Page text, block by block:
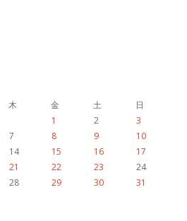
木 金 土
日
1
2
3
7 8 9
10
14 15 16
17
21 22 23
24
28 29 30 31